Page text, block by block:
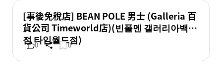
[事後免稅店] BEAN POLE 男士 (Galleria 百
貨公司 Timeworld店)(빈폴멘 갤러리아백화
점 타임월드점)
0 0